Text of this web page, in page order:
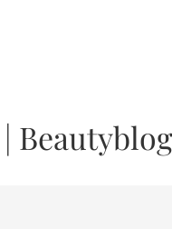
| Beautyblog